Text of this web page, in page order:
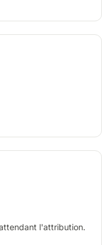
l'attribution.